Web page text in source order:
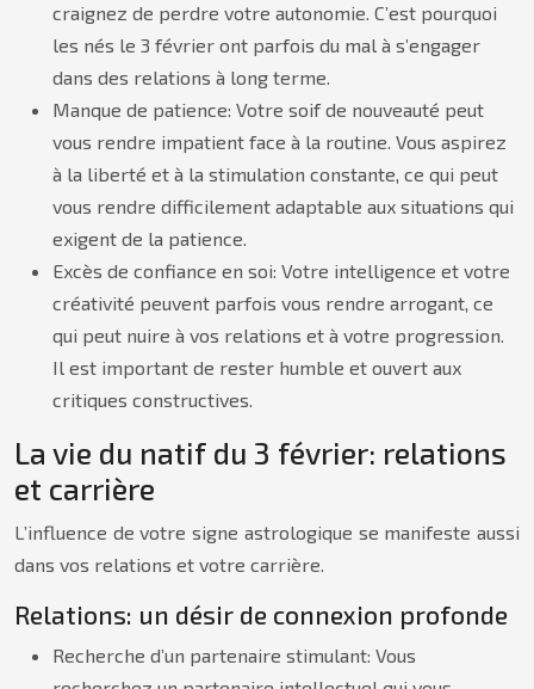
craignez de perdre votre autonomie. C’est pourquoi
les nés le 3 février ont parfois du mal à s’engager
dans des relations à long terme.
Manque de patience: Votre soif de nouveauté peut
vous rendre impatient face à la routine. Vous aspirez
à la liberté et à la stimulation constante, ce qui peut
vous rendre difficilement adaptable aux situations qui
exigent de la patience.
Excès de confiance en soi: Votre intelligence et votre
créativité peuvent parfois vous rendre arrogant, ce
qui peut nuire à vos relations et à votre progression.
Il est important de rester humble et ouvert aux
critiques constructives.
La vie du natif du 3 février: relations
et carrière
L’influence de votre signe astrologique se manifeste aussi
dans vos relations et votre carrière.
Relations: un désir de connexion profonde
Recherche d’un partenaire stimulant: Vous